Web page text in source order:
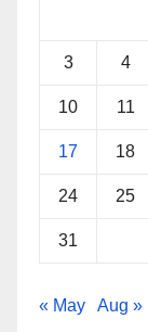
3 4
10 11
17 18
24 25
31
« May Aug »